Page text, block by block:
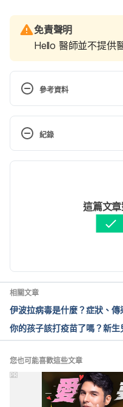
免責聲明
Hello 醫師並不提供
參考資料
conditions/tetanus/
20021956. Accessed
NNXMS_rzotG7xzQ
疫苗、藥品費用及取得
293ImV5qeweoeQ
https://
4/42.html Accessed
破傷風疫苗注射的注意
https://
April 12, 2022
紀錄
Chuck Huang
賴建翰醫
這篇文
相關文章
伊波拉病毒是什麼？症狀、
你的孩子該打疫苗了嗎？新
您也可能喜歡這些文章
PR